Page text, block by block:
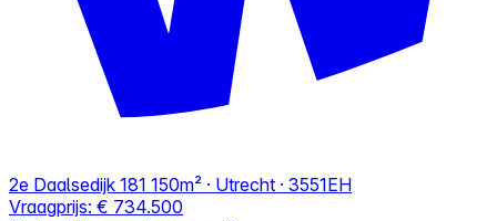
2e Daalsedijk 181 150m² · Utrecht · 3551EH
Vraagprijs: € 734.500